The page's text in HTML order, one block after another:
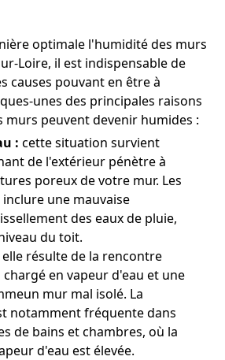
optimale l'humidité des murs
Loire, il est indispensable de
causes pouvant en être à
unes des principales raisons
murs peuvent devenir humides :
: cette situation survient
de l'extérieur pénètre à
poreux de votre mur. Les
une mauvaise
des eaux de pluie,
du toit.
elle résulte de la rencontre
en vapeur d'eau et une
mur mal isolé. La
notamment fréquente dans
de bains et chambres, où la
d'eau est élevée.